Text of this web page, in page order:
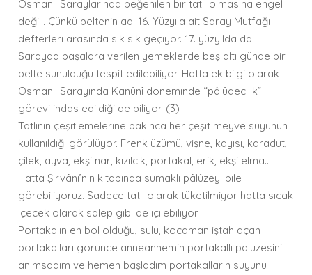
Osmanlı Saraylarında beğenilen bir tatlı olmasına engel
değil.. Çünkü peltenin adı 16. Yüzyıla ait Saray Mutfağı
defterleri arasında sık sık geçiyor. 17. yüzyılda da
Sarayda paşalara verilen yemeklerde beş altı günde bir
pelte sunulduğu tespit edilebiliyor. Hatta ek bilgi olarak
Osmanlı Sarayında Kanûnî döneminde “pâlûdecilik”
görevi ihdas edildiği de biliyor. (3)
Tatlının çeşitlemelerine bakınca her çeşit meyve suyunun
kullanıldığı görülüyor. Frenk üzümü, vişne, kayısı, karadut,
çilek, ayva, ekşi nar, kızılcık, portakal, erik, ekşi elma..
Hatta Şirvâni’nin kitabında sumaklı pâlûzeyi bile
görebiliyoruz. Sadece tatlı olarak tüketilmiyor hatta sıcak
içecek olarak salep gibi de içilebiliyor.
Portakalın en bol olduğu, sulu, kocaman iştah açan
portakalları görünce anneannemin portakallı paluzesini
anımsadım ve hemen başladım portakalların suyunu